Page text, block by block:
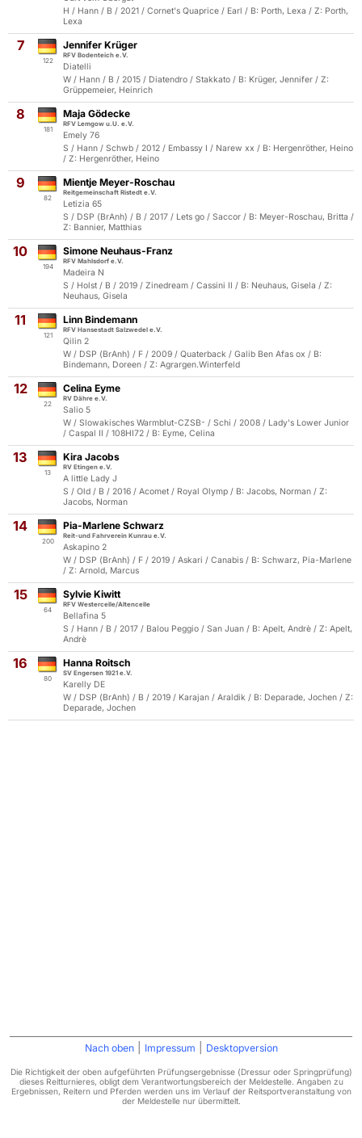
H / Hann / B / 2021 / Cornet's Quaprice / Earl / B: Porth, Lexa / Z: Porth,
Lexa
7
122
Jennifer Krüger
RFV Bodenteich e.V.
Diatelli
W / Hann / B / 2015 / Diatendro / Stakkato / B: Krüger, Jennifer / Z:
Grüppemeier, Heinrich
8
181
Maja Gödecke
RFV Lemgow u.U. e.V.
Emely 76
S / Hann / Schwb / 2012 / Embassy I / Narew xx / B: Hergenröther, Heino
/ Z: Hergenröther, Heino
9
82
Mientje Meyer-Roschau
Reitgemeinschaft Ristedt e.V.
Letizia 65
S / DSP (BrAnh) / B / 2017 / Lets go / Saccor / B: Meyer-Roschau, Britta /
Z: Bannier, Matthias
10
194
Simone Neuhaus-Franz
RFV Mahlsdorf e.V.
Madeira N
S / Holst / B / 2019 / Zinedream / Cassini II / B: Neuhaus, Gisela / Z:
Neuhaus, Gisela
11
121
Linn Bindemann
RFV Hansestadt Salzwedel e.V.
Qilin 2
W / DSP (BrAnh) / F / 2009 / Quaterback / Galib Ben Afas ox / B:
Bindemann, Doreen / Z: Agrargen.Winterfeld
12
22
Celina Eyme
RV Dähre e.V.
Salio 5
W / Slowakisches Warmblut-CZSB- / Schi / 2008 / Lady's Lower Junior
/ Caspal II / 108HI72 / B: Eyme, Celina
13
13
Kira Jacobs
RV Etingen e.V.
A little Lady J
S / Old / B / 2016 / Acomet / Royal Olymp / B: Jacobs, Norman / Z:
Jacobs, Norman
14
200
Pia-Marlene Schwarz
Reit-und Fahrverein Kunrau e.V.
Askapino 2
W / DSP (BrAnh) / F / 2019 / Askari / Canabis / B: Schwarz, Pia-Marlene
/ Z: Arnold, Marcus
15
64
Sylvie Kiwitt
RFV Westercelle/Altencelle
Bellafina 5
S / Hann / B / 2017 / Balou Peggio / San Juan / B: Apelt, Andrè / Z: Apelt,
Andrè
16
80
Hanna Roitsch
SV Engersen 1921 e.V.
Karelly DE
W / DSP (BrAnh) / B / 2019 / Karajan / Araldik / B: Deparade, Jochen / Z:
Deparade, Jochen
Nach oben Impressum Desktopversion
Die Richtigkeit der oben aufgeführten Prüfungsergebnisse (Dressur oder Springprüfung)
dieses Reitturnieres, obligt dem Verantwortungsbereich der Meldestelle. Angaben zu
Ergebnissen, Reitern und Pferden werden uns im Verlauf der Reitsportveranstaltung von
der Meldestelle nur übermittelt.